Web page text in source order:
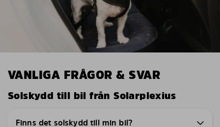
VANLIGA FRÅGOR & SVAR
Solskydd till bil från Solarplexius
Finns det solskydd till min bil?